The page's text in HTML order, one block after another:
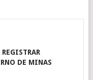
DE MINAS